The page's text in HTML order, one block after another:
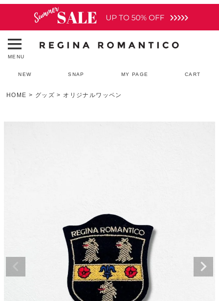
MENU
NEW SNAP MY PAGE CART
HOME グッズ オリジナルワッペン